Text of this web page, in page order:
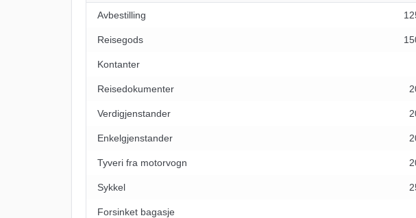
Avbestilling
Reisegods
Kontanter
Reisedokumenter
Verdigjenstander
Enkelgjenstander
Tyveri fra motorvogn
Sykkel
Forsinket bagasje